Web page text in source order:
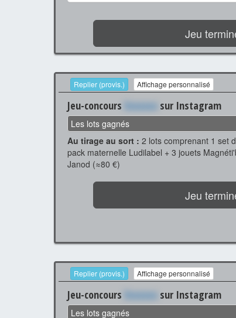
Jeu
Replier (provis.) Affichage personnalisé
Jeu-concours Xxxxxxx sur Instagram
Les lots gagnés
Au tirage au sort : 2 lots comprenant 1 set
pack maternelle Ludilabel + 3 jouets
Janod (≈80 €)
Jeu
Replier (provis.) Affichage personnalisé
Jeu-concours Xxxxxxx sur Instagram
Les lots gagnés